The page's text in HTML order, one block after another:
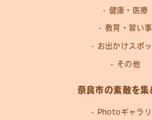
健康・医療
教育・習い事
お出かけスポッ
その他
奈良市の素敵を集
Photoギャラ